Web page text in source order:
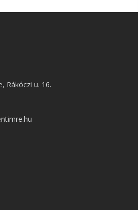
Rákóczi u. 16.